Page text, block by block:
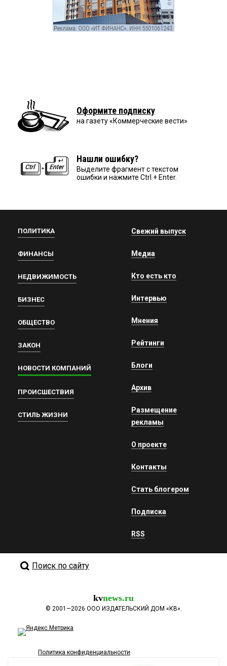
Оформите подписку
на газету «Коммерческие вести»
Нашли ошибку?
Выделите фрагмент с текстом
ошибки и нажмите Ctrl + Enter.
ПОЛИТИКА
ФИНАНСЫ
НЕДВИЖИМОСТЬ
БИЗНЕС
ОБЩЕСТВО
ЗАКОН
НОВОСТИ КОМПАНИЙ
ПРОИСШЕСТВИЯ
СТИЛЬ ЖИЗНИ
Свежий выпуск
Медиа
Кто есть кто
Интервью
Мнения
Рейтинги
Блоги
Архив
Размещение
рекламы
О проекте
Контакты
Стать блогером
Подписка
RSS
Поиск по сайту
kvnews.ru
© 2001—2026 ООО ИЗДАТЕЛЬСКИЙ ДОМ «КВ».
Политика конфиденциальности